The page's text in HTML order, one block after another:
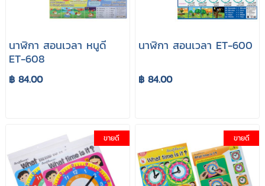
นาฬิกา สอนเวลา หนูดี
ET-608
฿ 84.00
นาฬิกา สอนเวลา ET-600
฿ 84.00
ขายดี ขายดี